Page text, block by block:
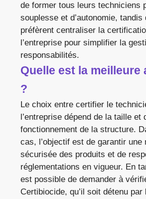
de former tous leurs techniciens
souplesse et d’autonomie, tandis
préfèrent centraliser la
l’entreprise pour simplifier la
responsabilités.
Quelle est la meilleure
?
Le choix entre certifier le
l’entreprise dépend de la taille et
fonctionnement de la structure.
cas, l’objectif est de garantir une
sécurisée des produits et de
réglementations en vigueur. En
est possible de demander à
Certibiocide, qu’il soit détenu